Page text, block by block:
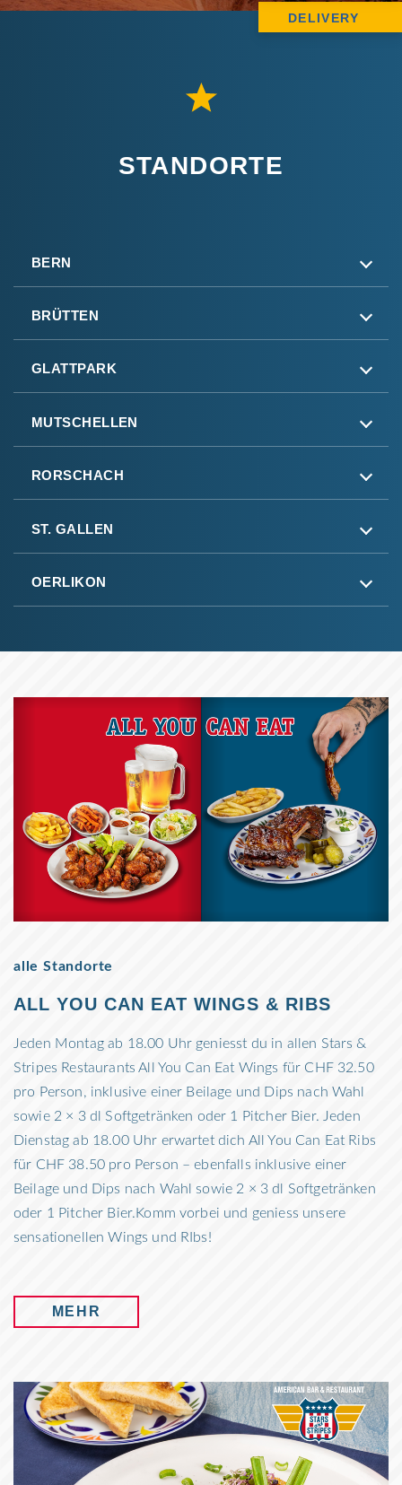
DELIVERY
STANDORTE
BERN
BRÜTTEN
GLATTPARK
MUTSCHELLEN
RORSCHACH
ST. GALLEN
OERLIKON
alle Standorte
ALL YOU CAN EAT WINGS & RIBS
Jeden Montag ab 18.00 Uhr geniesst du in allen Stars &
Stripes Restaurants All You Can Eat Wings für CHF 32.50
pro Person, inklusive einer Beilage und Dips nach Wahl
sowie 2 × 3 dl Softgetränken oder 1 Pitcher Bier. Jeden
Dienstag ab 18.00 Uhr erwartet dich All You Can Eat Ribs
für CHF 38.50 pro Person – ebenfalls inklusive einer
Beilage und Dips nach Wahl sowie 2 × 3 dl Softgetränken
oder 1 Pitcher Bier.Komm vorbei und geniess unsere
sensationellen Wings und RIbs!
MEHR